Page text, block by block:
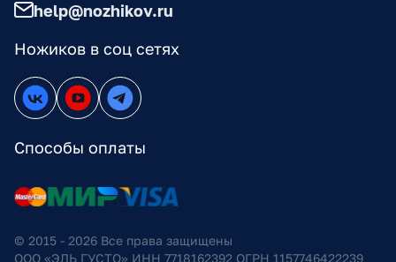
Ножиков в соц сетях
Способы оплаты
help@nozhikov.ru
© 2015 - 2026 Все права защищены
ООО «ЭЛЬ ГУСТО» ИНН 7718162392 ОГРН 1157746422239